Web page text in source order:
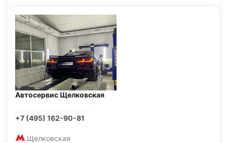
Автосервис Щелковская
+7 (495) 162-90-81
Щелковская